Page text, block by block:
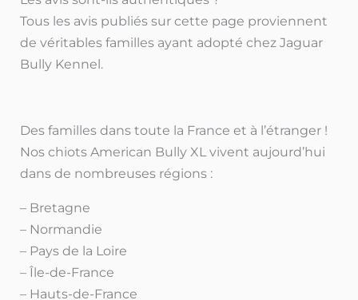
Tous les avis publiés sur cette page proviennent
de véritables familles ayant adopté chez Jaguar
Bully Kennel.
Des familles dans toute la France et à l’étranger !
Nos chiots American Bully XL vivent aujourd’hui
dans de nombreuses régions :
– Bretagne
– Normandie
– Pays de la Loire
– Île-de-France
– Hauts-de-France